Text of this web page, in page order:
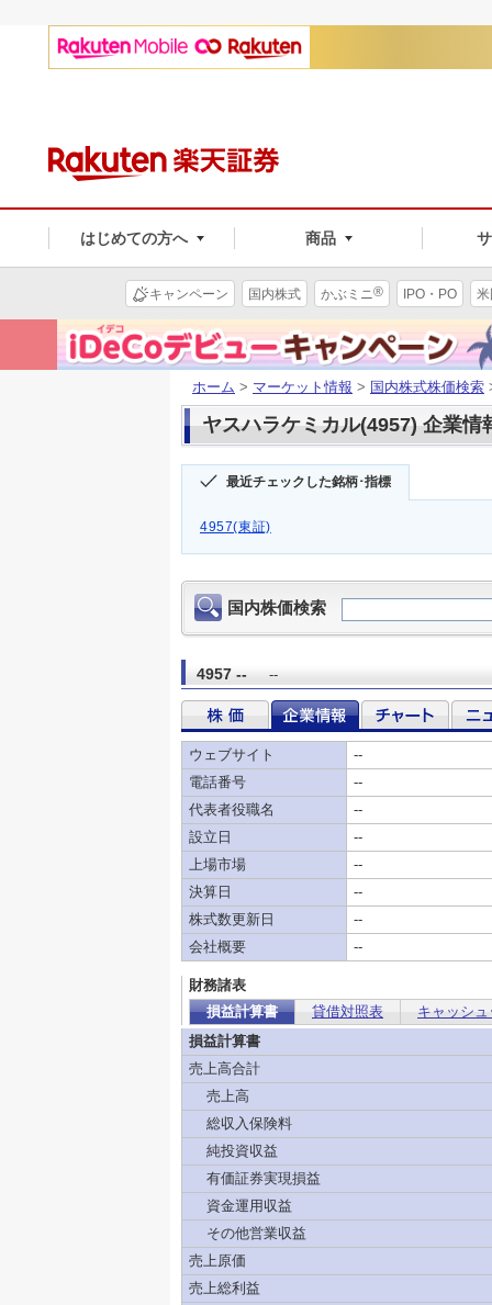
はじめての方へ 商品
キャンペーン 国内株式 かぶミニ® IPO・PO
ホーム > マーケット情報 > 国内株式株価検索
ヤスハラケミカル(4957) 企業情
最近チェックした銘柄･指標
4957(東証)